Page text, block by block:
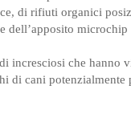
di rifiuti organici
microchip
incresciosi che hanno
di cani potenzialmente